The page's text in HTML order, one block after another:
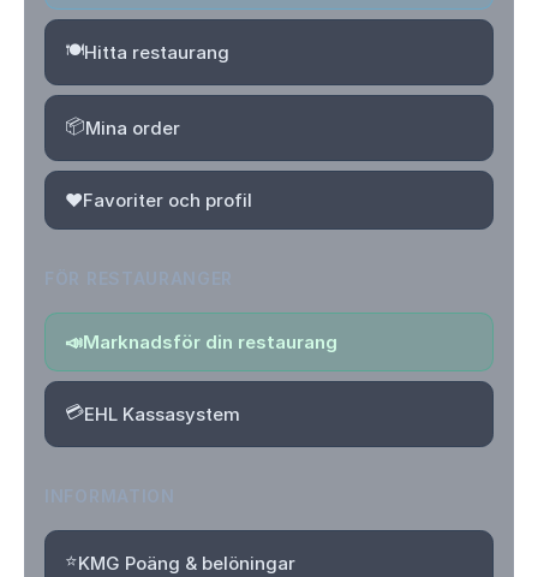
🍽️Hitta restaurang
📦Mina order
❤️Favoriter och profil
📣Marknadsför din restaurang
💳EHL Kassasystem
⭐KMG Poäng & belöningar